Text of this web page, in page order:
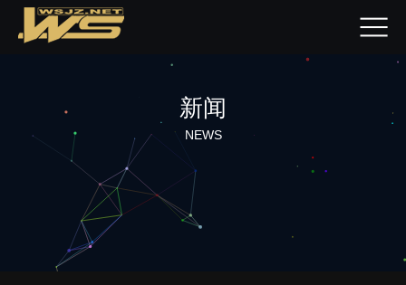
新闻
NEWS